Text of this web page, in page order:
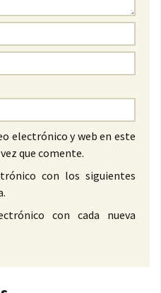
electrónico y web en este
que comente.
con los siguientes
con cada nueva